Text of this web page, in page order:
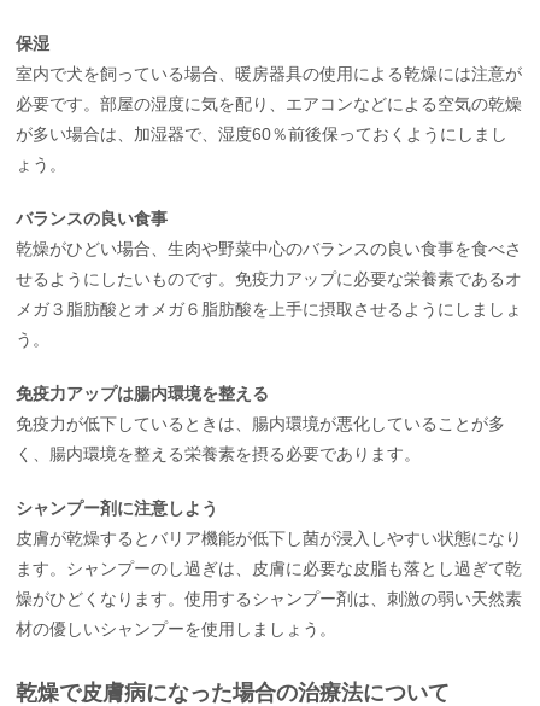
保湿
室内で犬を飼っている場合、暖房器具の使用による乾燥には注意が
必要です。部屋の湿度に気を配り、エアコンなどによる空気の乾燥
が多い場合は、加湿器で、湿度60％前後保っておくようにしまし
ょう。
バランスの良い食事
乾燥がひどい場合、生肉や野菜中心のバランスの良い食事を食べさ
せるようにしたいものです。免疫力アップに必要な栄養素であるオ
メガ３脂肪酸とオメガ６脂肪酸を上手に摂取させるようにしましょ
う。
免疫力アップは腸内環境を整える
免疫力が低下しているときは、腸内環境が悪化していることが多
く、腸内環境を整える栄養素を摂る必要であります。
シャンプー剤に注意しよう
皮膚が乾燥するとバリア機能が低下し菌が浸入しやすい状態になり
ます。シャンプーのし過ぎは、皮膚に必要な皮脂も落とし過ぎて乾
燥がひどくなります。使用するシャンプー剤は、刺激の弱い天然素
材の優しいシャンプーを使用しましょう。
乾燥で皮膚病になった場合の治療法について